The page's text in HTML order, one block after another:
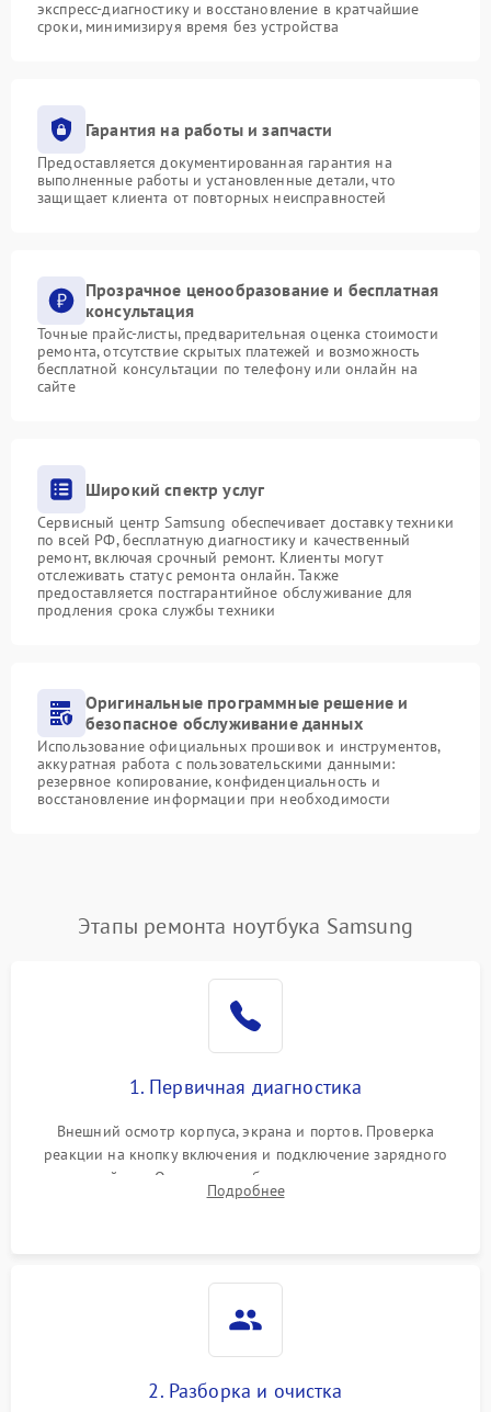
экспресс-диагностику и восстановление в кратчайшие
сроки, минимизируя время без устройства
Гарантия на работы и запчасти
Предоставляется документированная гарантия на
выполненные работы и установленные детали, что
защищает клиента от повторных неисправностей
Прозрачное ценообразование и бесплатная
консультация
Точные прайс-листы, предварительная оценка стоимости
ремонта, отсутствие скрытых платежей и возможность
бесплатной консультации по телефону или онлайн на
сайте
Широкий спектр услуг
Сервисный центр Samsung обеспечивает доставку техники
по всей РФ, бесплатную диагностику и качественный
ремонт, включая срочный ремонт. Клиенты могут
отслеживать статус ремонта онлайн. Также
предоставляется постгарантийное обслуживание для
продления срока службы техники
Оригинальные программные решение и
безопасное обслуживание данных
Использование официальных прошивок и инструментов,
аккуратная работа с пользовательскими данными:
резервное копирование, конфиденциальность и
восстановление информации при необходимости
Этапы ремонта ноутбука Samsung
1. Первичная диагностика
Внешний осмотр корпуса, экрана и портов. Проверка
реакции на кнопку включения и подключение зарядного
устройства. Оценка потребления тока с помощью
лабораторного блока питания для локализации проблемы.
Подробнее
2. Разборка и очистка